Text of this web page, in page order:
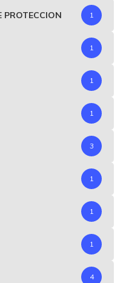
PROTECCION 1
1
1
1
3
1
1
1
4